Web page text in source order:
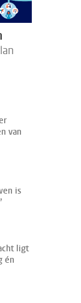
van
is
ligt
én